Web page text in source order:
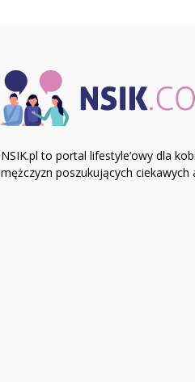
NSIK.pl to portal lifestyle’owy dla
mężczyzn poszukujących ciekawych